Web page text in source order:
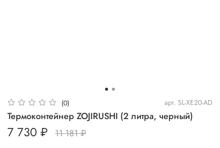
(0) арт. SL-XE20-AD
Термоконтейнер ZOJIRUSHI (2 литра, черный)
7 730 ₽ 11 181 ₽